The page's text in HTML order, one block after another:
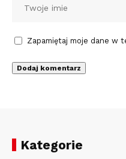
Zapamiętaj moje dane w
Kategorie